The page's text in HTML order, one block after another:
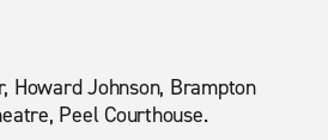
Howard Johnson, Brampton
Peel Courthouse.